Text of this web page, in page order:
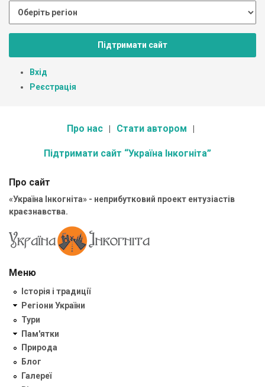
Підтримати сайт
Вхід
Реєстрація
Про нас Стати автором
Підтримати сайт “Україна Інкогніта”
Про сайт
«Україна Інкогніта» - неприбутковий проект ентузіастів
краєзнавства.
Меню
Історія і традиції
Регіони України
Тури
Пам'ятки
Природа
Блог
Галереї